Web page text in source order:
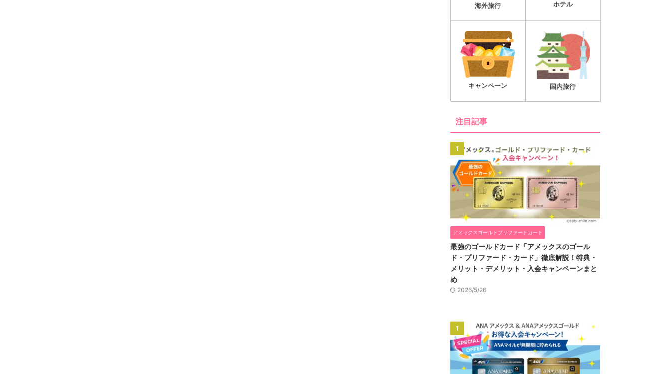
海外旅行 ホテル
キャンペーン 国内旅行
注目記事
1
アメックスゴールドプリファードカード
最強のゴールドカード「アメックスのゴール
ド・プリファード・カード」徹底解説！特典・
メリット・デメリット・入会キャンペーンまと
め
2026/5/26
1